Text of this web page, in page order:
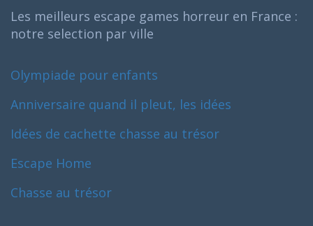
Les meilleurs escape games horreur en France :
notre selection par ville
Olympiade pour enfants
Anniversaire quand il pleut, les idées
Idées de cachette chasse au trésor
Escape Home
Chasse au trésor